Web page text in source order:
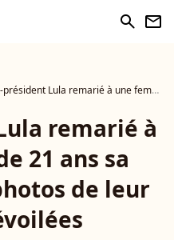
search newsletter
Lula remarié à une femme de 21 ans sa cadette : des photos de leur union dévoilées
remarié à
21 ans sa
de leur